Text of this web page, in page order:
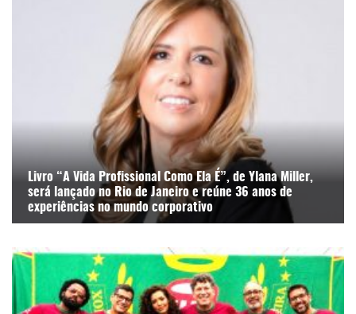
Livro “A Vida Profissional Como Ela É”, de Ylana Miller,
será lançado no Rio de Janeiro e reúne 36 anos de
experiências no mundo corporativo